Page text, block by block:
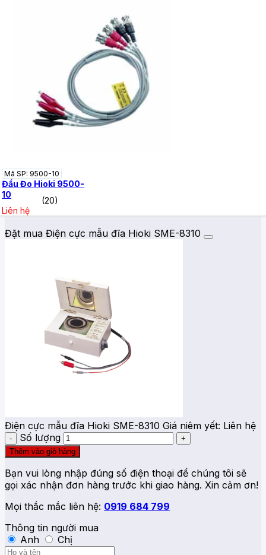
Mã SP: 9500-10
Đầu Đo Hioki 9500-
10
(20)
Liên hệ
Đặt mua Điện cực mẫu đĩa Hioki SME-8310
Điện cực mẫu đĩa Hioki SME-8310 Giá niêm yết: Liên hệ
Số lượng
Thêm vào giỏ hàng
Bạn vui lòng nhập đúng số điện thoại để chúng tôi sẽ
gọi xác nhận đơn hàng trước khi giao hàng. Xin cảm ơn!
Mọi thắc mắc liên hệ: 0919 684 799
Thông tin người mua
Anh
Chị